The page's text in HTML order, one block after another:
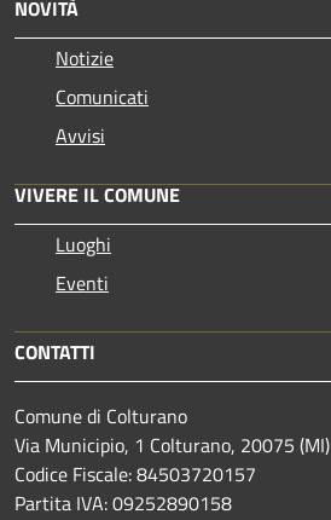
NOVITÀ
Notizie
Comunicati
Avvisi
VIVERE IL COMUNE
Luoghi
Eventi
CONTATTI
Comune di Colturano
Via Municipio, 1 Colturano, 20075 (MI)
Codice Fiscale: 84503720157
Partita IVA: 09252890158